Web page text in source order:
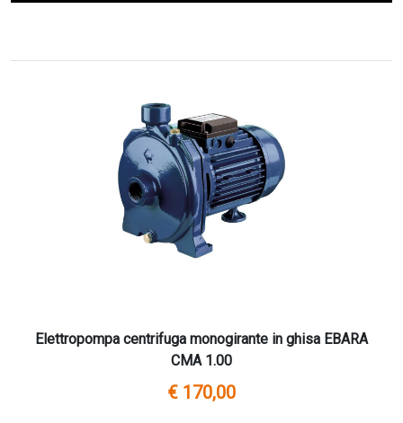
Elettropompa centrifuga monogirante in ghisa EBARA
CMA 1.00
€ 170,00